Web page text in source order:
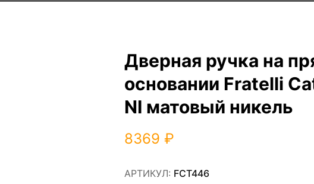
Дверная ручка на
основании Fratelli
NI матовый никель
8369 ₽
АРТИКУЛ: FCT446